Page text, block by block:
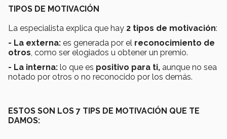
TIPOS DE MOTIVACIÓN
La especialista explica que hay 2 tipos de motivación:
- La externa: es generada por el reconocimiento de
otros , como ser elogiados u obtener un premio.
- La interna: lo que es positivo para ti, aunque no sea
notado por otros o no reconocido por los demás.
ESTOS SON LOS 7 TIPS DE MOTIVACIÓN QUE TE
DAMOS: